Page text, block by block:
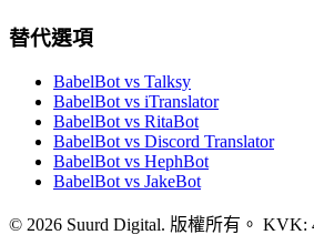
替代選項
BabelBot vs Talksy
BabelBot vs iTranslator
BabelBot vs RitaBot
BabelBot vs Discord Translator
BabelBot vs HephBot
BabelBot vs JakeBot
© 2026 Suurd Digital. 版權所有。 KVK: